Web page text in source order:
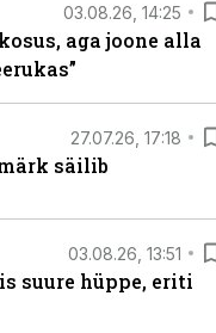
03.08.26, 14:25
aga joone alla
27.07.26, 17:18
säilib
03.08.26, 13:51
suure hüppe, eriti